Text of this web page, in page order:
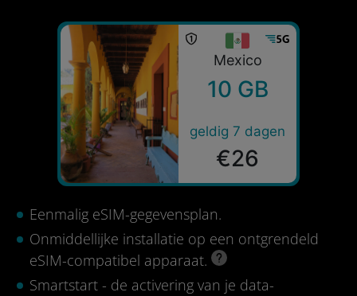
Mexico
10 GB
geldig 7 dagen
€26
Eenmalig eSIM-gegevensplan.
Onmiddellijke installatie op een ontgrendeld
eSIM-compatibel apparaat.
Smartstart - de activering van je data-